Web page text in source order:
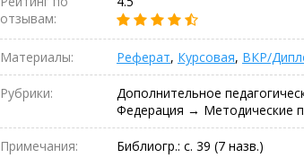
отзывам:
Материалы: Реферат, Курсовая, ВКР/
Рубрики:
Дополнительное
Федерация → Методические
Примечания: Библиогр.: с. 39 (7 назв.)